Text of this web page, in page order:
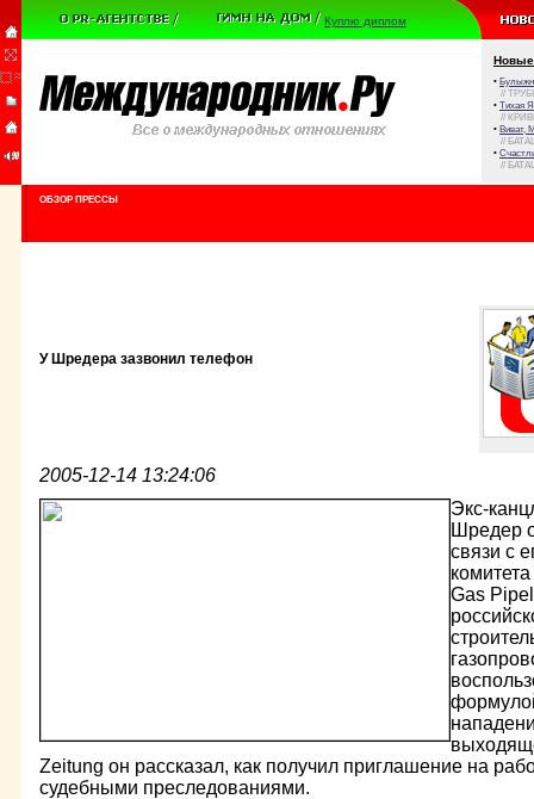
Куплю диплом
Новые
•
//
• Тихая
//
• Виват,
//
•
//
ОБЗОР ПРЕССЫ
У Шредера зазвонил телефон
2005-12-14 13:24:06
Экс-
Шредер
связи с
Gas
Zeitung он рассказал, как получил приглашение на
судебными преследованиями.